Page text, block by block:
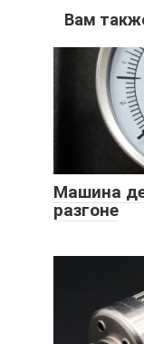
Вам
Машина
разгоне